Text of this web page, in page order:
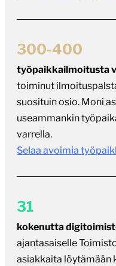
300-400
työpaikkailmoitusta
toiminut
suosituin osio. Moni
useammankin
varrella.
Selaa avoimia
31
kokenutta
ajantasaiselle
asiakkaita löytämään